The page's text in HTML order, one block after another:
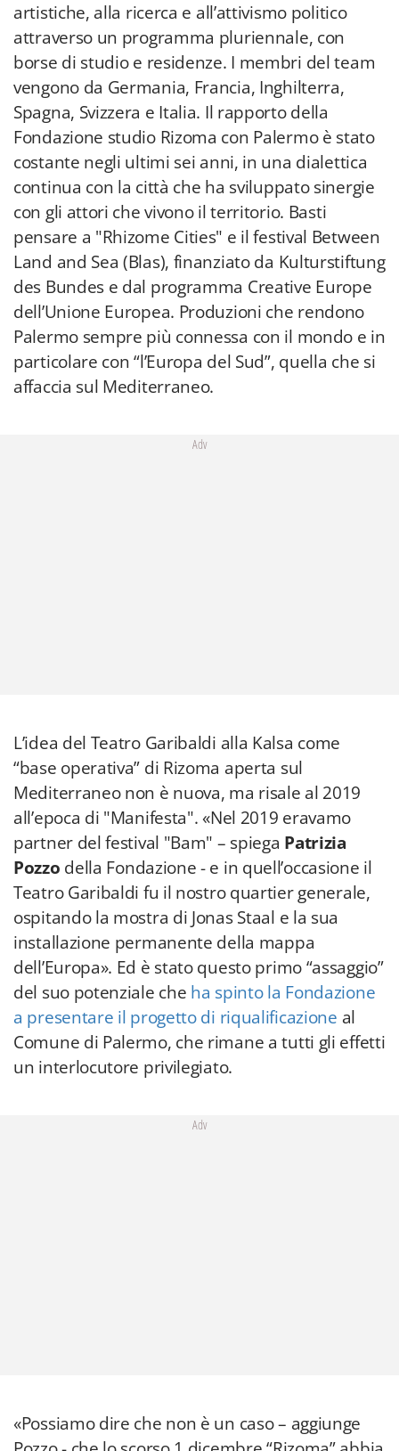
artistiche, alla ricerca e all’attivismo politico
attraverso un programma pluriennale, con
borse di studio e residenze. I membri del team
vengono da Germania, Francia, Inghilterra,
Spagna, Svizzera e Italia. Il rapporto della
Fondazione studio Rizoma con Palermo è stato
costante negli ultimi sei anni, in una dialettica
continua con la città che ha sviluppato sinergie
con gli attori che vivono il territorio. Basti
pensare a "Rhizome Cities" e il festival Between
Land and Sea (Blas), finanziato da Kulturstiftung
des Bundes e dal programma Creative Europe
dell’Unione Europea. Produzioni che rendono
Palermo sempre più connessa con il mondo e in
particolare con “l’Europa del Sud”, quella che si
affaccia sul Mediterraneo.
Adv
L’idea del Teatro Garibaldi alla Kalsa come
“base operativa” di Rizoma aperta sul
Mediterraneo non è nuova, ma risale al 2019
all’epoca di "Manifesta". «Nel 2019 eravamo
partner del festival "Bam" – spiega Patrizia
Pozzo della Fondazione - e in quell’occasione il
Teatro Garibaldi fu il nostro quartier generale,
ospitando la mostra di Jonas Staal e la sua
installazione permanente della mappa
dell’Europa». Ed è stato questo primo “assaggio”
del suo potenziale che ha spinto la Fondazione
a presentare il progetto di riqualificazione al
Comune di Palermo, che rimane a tutti gli effetti
un interlocutore privilegiato.
Adv
«Possiamo dire che non è un caso – aggiunge